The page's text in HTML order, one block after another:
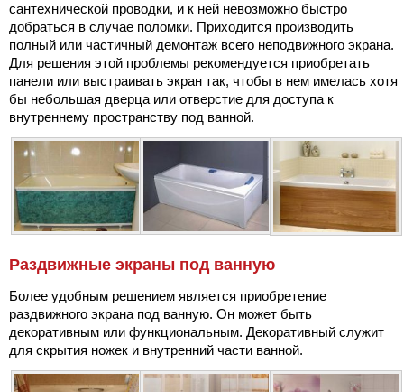
сантехнической проводки, и к ней невозможно быстро
добраться в случае поломки. Приходится производить
полный или частичный демонтаж всего неподвижного экрана.
Для решения этой проблемы рекомендуется приобретать
панели или выстраивать экран так, чтобы в нем имелась хотя
бы небольшая дверца или отверстие для доступа к
внутреннему пространству под ванной.
Раздвижные экраны под ванную
Более удобным решением является приобретение
раздвижного экрана под ванную. Он может быть
декоративным или функциональным. Декоративный служит
для скрытия ножек и внутренний части ванной.